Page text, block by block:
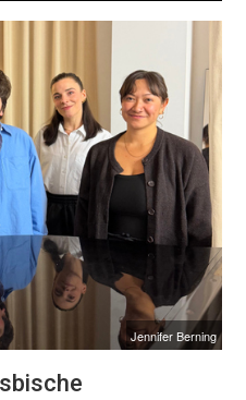
Jennifer Berning